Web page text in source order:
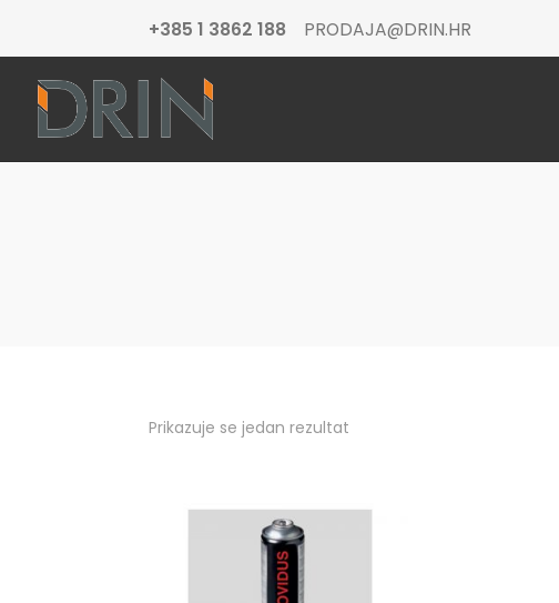
+385 1 3862 188 PRODAJA@DRIN.HR
Prikazuje se jedan rezultat